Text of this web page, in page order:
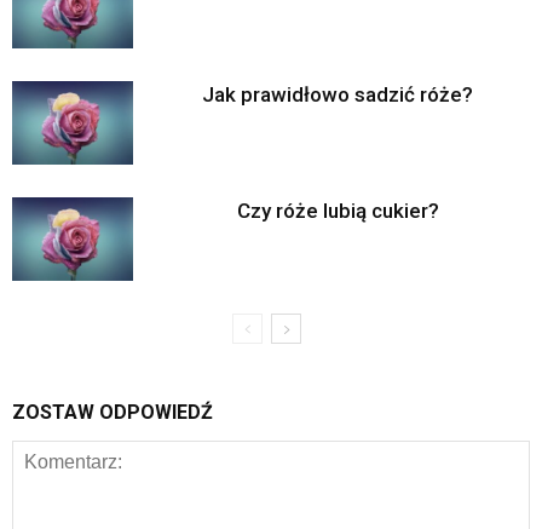
Jak prawidłowo sadzić róże?
Czy róże lubią cukier?
ZOSTAW ODPOWIEDŹ